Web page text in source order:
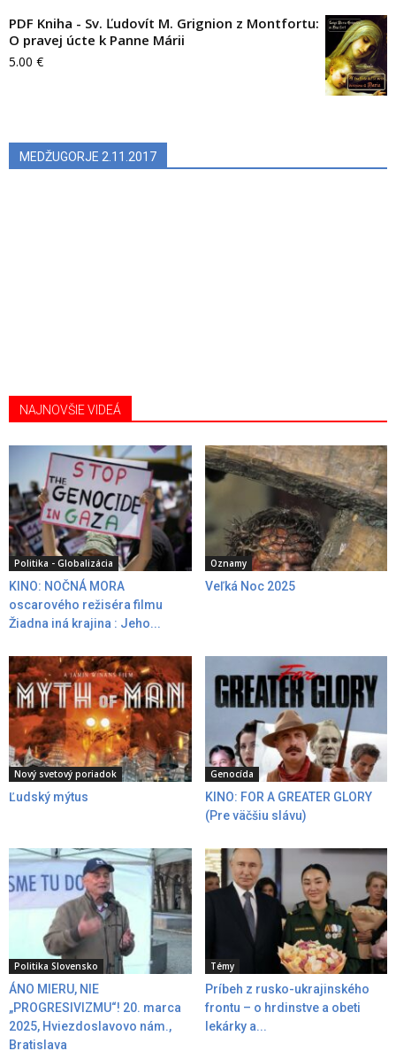
PDF Kniha - Sv. Ľudovít M. Grignion z Montfortu:
O pravej úcte k Panne Márii
5.00 €
MEDŽUGORJE 2.11.2017
NAJNOVŠIE VIDEÁ
Politika - Globalizácia
KINO: NOČNÁ MORA
oscarového režiséra filmu
Žiadna iná krajina : Jeho...
Oznamy
Veľká Noc 2025
Nový svetový poriadok
Ľudský mýtus
Genocída
KINO: FOR A GREATER GLORY
(Pre väčšiu slávu)
Politika Slovensko
ÁNO MIERU, NIE
„PROGRESIVIZMU“! 20. marca
2025, Hviezdoslavovo nám.,
Bratislava
Témy
Príbeh z rusko-ukrajinského
frontu – o hrdinstve a obeti
lekárky a...